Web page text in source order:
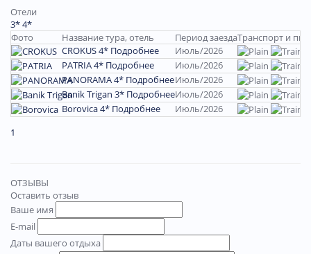
Отели
3*4*
Фото
Название тура, отель Период заездаТранспорт и
CROKUS 4* Подробнее
Июль/2026
PATRIA 4* Подробнее
Июль/2026
PANORAMA 4* ПодробнееИюль/2026
Banik Trigan 3* ПодробнееИюль/2026
Borovica 4* Подробнее
Июль/2026
1
ОТЗЫВЫ
Оставить отзыв
Ваше имя
E-mail
Даты вашего отдыха